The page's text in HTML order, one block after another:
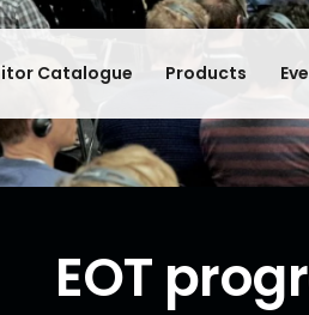
Catalogue Products
EOT